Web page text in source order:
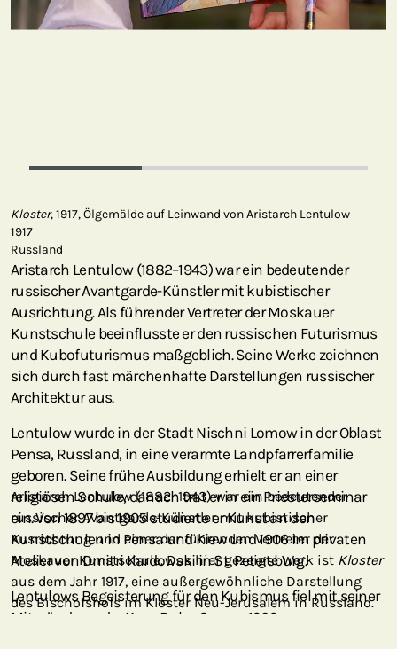
Kloster, 1917, Ölgemälde auf Leinwand von Aristarch Lentulow
1917
Russland
Aristarch Lentulow (1882–1943) war ein bedeutender
russischer Avantgarde-Künstler mit kubistischer
Ausrichtung. Als führender Vertreter der Moskauer
Kunstschule beeinflusste er den russischen Futurismus
und Kubofuturismus maßgeblich. Seine Werke zeichnen
sich durch fast märchenhafte Darstellungen russischer
Architektur aus.
Lentulow wurde in der Stadt Nischni Lomow in der Oblast
Pensa, Russland, in eine verarmte Landpfarrerfamilie
geboren. Seine frühe Ausbildung erhielt er an einer
religiösen Schule, danach trat er in ein Priesterseminar
ein. Von 1897 bis 1905 studierte er Kunst an den
Kunstschulen in Pensa und Kiew und 1906 im privaten
Atelier von Dmitri Kardowski in St. Petersburg.
Lentulows Begeisterung für den Kubismus fiel mit seiner
Mitgründung der Karo-Bube-Gruppe 1909 zusammen,
Aristarch Lentulow (1882–1943) war ein bedeutender
russischer Avantgarde-Künstler mit kubistischer
Ausrichtung und einer der führenden Vertreter der
Moskauer Kunstschule. Das hier gezeigte Werk ist Kloster
aus dem Jahr 1917, eine außergewöhnliche Darstellung
des Bischofshofs im Kloster Neu-Jerusalem in Russland.